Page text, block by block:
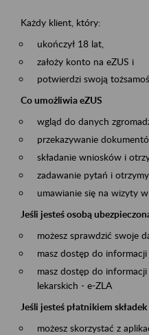
Każdy klient, który:
ukończył 18 lat,
założy konto na eZUS i
potwierdzi swoją
Co umożliwia eZUS
wgląd do danych
przekazywanie
składanie wniosków i
zadawanie pytań i
umawianie się na wizyty
Jeśli jesteś osobą
możesz sprawdzić swoje
masz dostęp do
masz dostęp do
lekarskich - e-ZLA
Jeśli jesteś płatnikiem
możesz skorzystać z